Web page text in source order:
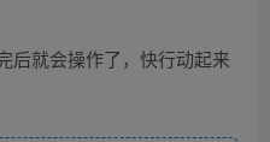
后就会操作了，快行动起来